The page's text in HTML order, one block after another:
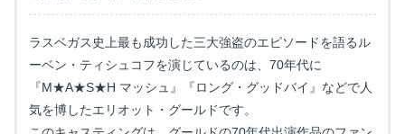
ラスベガス史上最も成功した三大強盗のエピソードを語るル
ーベン・ティシュコフを演じているのは、70年代に
『M★A★S★H マッシュ』『ロング・グッドバイ』などで人
気を博したエリオット・グールドです。